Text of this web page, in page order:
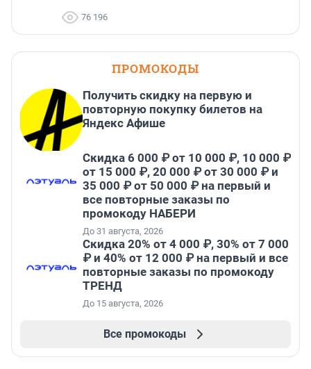
76 196
ПРОМОКОДЫ
Получить скидку на первую и
повторную покупку билетов на
Яндекс Афише
Скидка 6 000 ₽ от 10 000 ₽, 10 000 ₽
от 15 000 ₽, 20 000 ₽ от 30 000 ₽ и
35 000 ₽ от 50 000 ₽ на первый и
все повторные заказы по
промокоду НАБЕРИ
До 31 августа, 2026
Скидка 20% от 4 000 ₽, 30% от 7 000
₽ и 40% от 12 000 ₽ на первый и все
повторные заказы по промокоду
ТРЕНД
До 15 августа, 2026
Все промокоды